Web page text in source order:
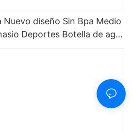
Nuevo diseño Sin Bpa Medio
Deportes Botella de agua
transparente con